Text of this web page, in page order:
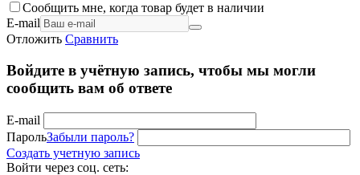
Сообщить мне, когда товар будет в наличии
E-mail
Отложить Сравнить
Войдите в учётную запись, чтобы мы могли
сообщить вам об ответе
E-mail
ПарольЗабыли пароль?
Создать учетную запись
Войти через соц. сеть: